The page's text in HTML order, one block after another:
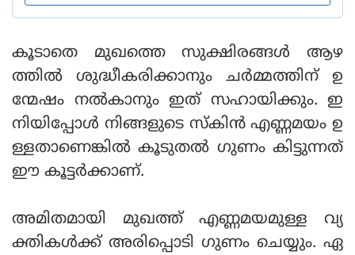
കൂടാതെ മുഖത്തെ സുക്ഷിരങ്ങള്‍ ആഴ
ത്തില്‍ ശുദ്ധീകരിക്കാനും ചര്‍മ്മത്തിന് ഉ
ന്മേഷം നല്‍കാനും ഇത് സഹായിക്കും. ഇ
നിയിപ്പോള്‍ നിങ്ങളുടെ സ്‌കിന്‍ എണ്ണമയം ഉ
ള്ളതാണെങ്കില്‍ കൂടുതല്‍ ഗുണം കിട്ടുന്നത്
ഈ കൂട്ടര്‍ക്കാണ്.
അമിതമായി മുഖത്ത് എണ്ണമയമുള്ള വ്യ
ക്തികള്‍ക്ക് അരിപ്പൊടി ഗുണം ചെയ്യും. ഏ